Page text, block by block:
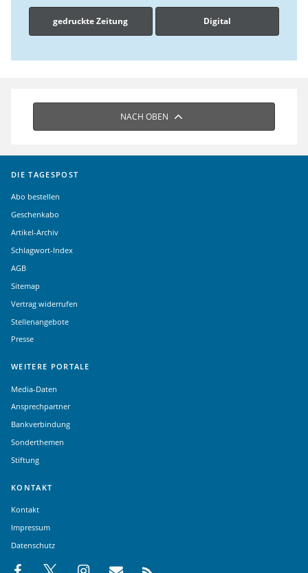
gedruckte Zeitung Digital
NACH OBEN
DIE TAGESPOST
Abo bestellen
Geschenkabo
Artikel-Archiv
Schlagwort-Index
AGB
Sitemap
Vertrag widerrufen
Stellenangebote
Presse
WEITERE PORTALE
Media-Daten
Ansprechpartner
Bankverbindung
Sonderthemen
Stiftung
KONTAKT
Kontakt
Impressum
Datenschutz